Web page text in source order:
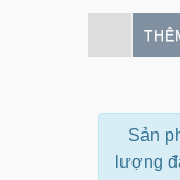
Số lượng: